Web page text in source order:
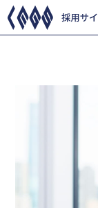
サプライ
インタビ